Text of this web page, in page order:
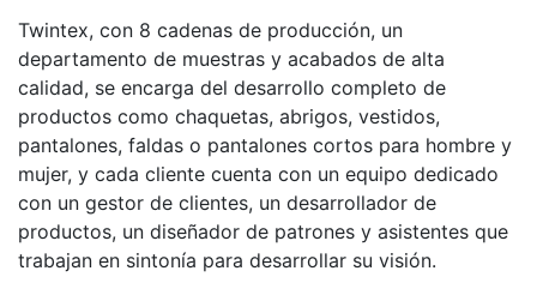
Twintex, con 8 cadenas de producción, un
departamento de muestras y acabados de alta
calidad, se encarga del desarrollo completo de
productos como chaquetas, abrigos, vestidos,
pantalones, faldas o pantalones cortos para hombre y
mujer, y cada cliente cuenta con un equipo dedicado
con un gestor de clientes, un desarrollador de
productos, un diseñador de patrones y asistentes que
trabajan en sintonía para desarrollar su visión.